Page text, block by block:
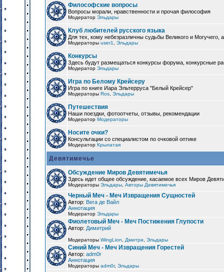
Философские вопросы
Вопросы морали, нравственности и прочая философия
Модератор Эльдары
Клуб любителей русского языка
Для тех, кому небезразличны судьбы Великого и Могучего,
Модераторы user1 Эльдары
Конкурсы
Здесь будут размещаться конкурсы форума, конкурсные
Модератор Эльдары
Игра по Белому Крейсеру
Игра по книге Иара Эльтерруса "Белый Крейсер"
Модераторы Ros Эльдары
Путешествия
Наши поездки, фотоотчеты, отзывы, рекомендации
Модератор Модераторы
Носите очки?
Консультации со специалистом по очковой оптике
Модератор Крылатая
Девятимечье
Обсуждение Миров Девятимечья
Здесь идет общее обсуждение, касаемое всех Миров
Модераторы Эльдары Авторы Девятимечья
Черный Меч - Меч Извращения Сущностей
Автор: Вега де Вайл
Аннотация
Модератор Эльдары
Фиолетовый Меч - Меч Постижения Глупости
Автор: Димитрий
Модераторы WingLion Дмитри Эльдары
Синий Меч - Меч Извращения Горестей
Автор: adm0r
Аннотация
Модераторы adm0r, Эльдары